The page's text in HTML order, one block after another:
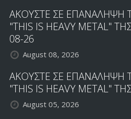
ΑΚΟΥΣΤΕ ΣΕ
"THIS IS HEAVY METAL"
08-26
August 08, 2026
ΑΚΟΥΣΤΕ ΣΕ
"THIS IS HEAVY METAL"
August 05, 2026